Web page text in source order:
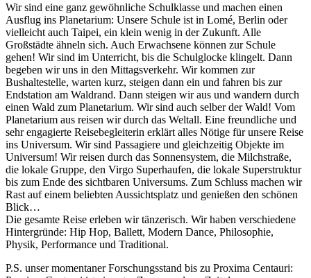
Wir sind eine ganz gewöhnliche Schulklasse und machen einen
Ausflug ins Planetarium: Unsere Schule ist in Lomé, Berlin oder
vielleicht auch Taipei, ein klein wenig in der Zukunft. Alle
Großstädte ähneln sich. Auch Erwachsene können zur Schule
gehen! Wir sind im Unterricht, bis die Schulglocke klingelt. Dann
begeben wir uns in den Mittagsverkehr. Wir kommen zur
Bushaltestelle, warten kurz, steigen dann ein und fahren bis zur
Endstation am Waldrand. Dann steigen wir aus und wandern durch
einen Wald zum Planetarium. Wir sind auch selber der Wald! Vom
Planetarium aus reisen wir durch das Weltall. Eine freundliche und
sehr engagierte Reisebegleiterin erklärt alles Nötige für unsere Reise
ins Universum. Wir sind Passagiere und gleichzeitig Objekte im
Universum! Wir reisen durch das Sonnensystem, die Milchstraße,
die lokale Gruppe, den Virgo Superhaufen, die lokale Superstruktur
bis zum Ende des sichtbaren Universums. Zum Schluss machen wir
Rast auf einem beliebten Aussichtsplatz und genießen den schönen
Blick…
Die gesamte Reise erleben wir tänzerisch. Wir haben verschiedene
Hintergründe: Hip Hop, Ballett, Modern Dance, Philosophie,
Physik, Performance und Traditional.
P.S. unser momentaner Forschungsstand bis zu Proxima Centauri: